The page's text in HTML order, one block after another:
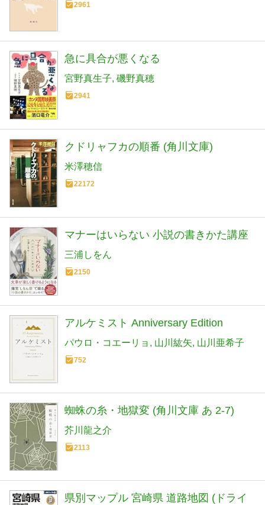
2961
急に具合が悪くなる
宮野真生子 磯野真穂
2941
クドリャフカの順番 (角川文庫)
米澤穂信
22172
マナーはいらない 小説の書きかた講座
三浦しをん
2150
アルケミスト Anniversary Edition
パウロ・コエーリョ 山川紘矢 山川亜希子
752
蜘蛛の糸・地獄変 (角川文庫 あ 2-7)
芥川龍之介
2113
県別マップル 宮崎県 道路地図 (ドライ